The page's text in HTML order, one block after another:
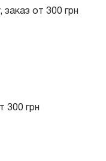
от 300 грн
300 грн